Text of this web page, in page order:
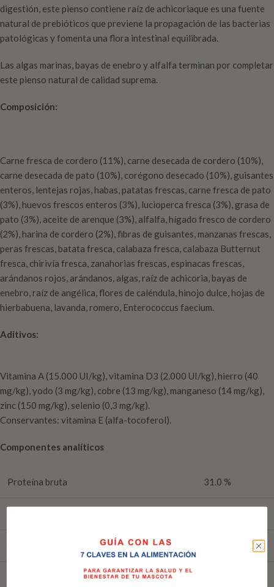
digestión, este pienso contiene raíz de achicoriaque es una fuente
natural de prebióticos que previene la propagación de las bacterias
patológicas y fomenta una flora intestinal equilibrada.
Las algas marinas, bayas de enebro y alfalfa terminan por completar
este pienso natural de calidad suprema.
Composición:
Carne fresca de cordero (11%), carne desecada de cordero (10%),
carne desecada de pato (10%), corégono desecado (10%), guisantes
enteros, lentejas rojas, habas, patatas frescas, carne fresca de pato
(3%), huevos frescos enteros (3%), lucioperca fresca (3%), grasa de
pato (3%), aceite de arenque (3%), alfalfa, hígado fresco de cordero
(2%), harina de cordero (2%), fibras de guisantes, manzanas frescas,
peras frescas, batata fresca, calabaza fresca, calabaza Butternut
fresca, chirivía fresca, zanahorias frescas, espinacas frescas,
arándanos rojos, arándanos, algas, raíz de achicoria, bayas de
enebro, raíz de angélica, flores de caléndula, hinojo dulce, hojas de
hierbabuena, lavanda, romero, Enterococcus faecium.
Aditivos:
Vitamina A (15.000 UI/kg), vitamina D3 (2.000 UI/kg), hierro (40
mg/kg), yodo (3 mg/kg), cobre (13 mg/kg), manganeso (14 mg/kg),
zinc (150 mg/kg), selenio (0,3 mg/kg).
Conservantes: vitamina E (alfa-tocoferol).
Componentes analíticos
Proteína bruta 31.0 %